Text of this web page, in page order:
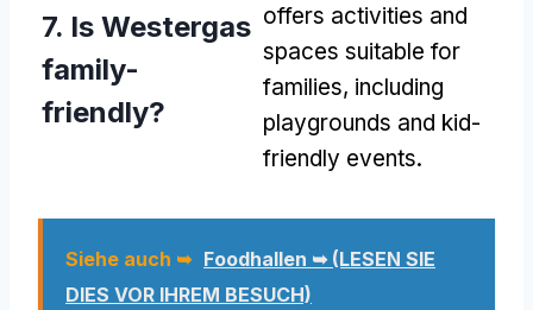
7. Is Westergas
family-
friendly?
offers activities and
spaces suitable for
families, including
playgrounds and kid-
friendly events.
Siehe auch ➥ Foodhallen ➥ (LESEN SIE
DIES VOR IHREM BESUCH)